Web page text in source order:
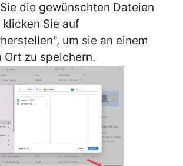
die gewünschten Dateien
klicken Sie auf
um sie an einem
Ort zu speichern.